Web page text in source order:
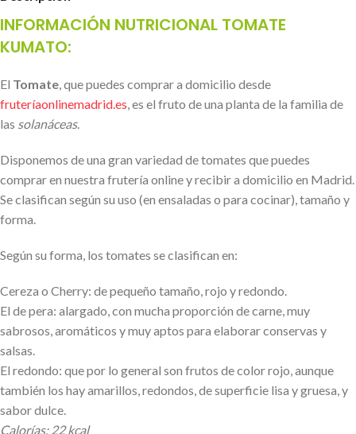
INFORMACIÓN NUTRICIONAL TOMATE
KUMATO:
El Tomate que puedes comprar a domicilio desde
fruteríaonlinemadrid.es es el fruto de una planta de la familia de
las solanáceas.
Disponemos de una gran variedad de tomates que puedes
comprar en nuestra frutería online y recibir a domicilio en Madrid.
Se clasifican según su uso (en ensaladas o para cocinar), tamaño y
forma.
Según su forma, los tomates se clasifican en:
Cereza o Cherry: de pequeño tamaño, rojo y redondo.
El de pera: alargado, con mucha proporción de carne, muy
sabrosos, aromáticos y muy aptos para elaborar conservas y
salsas.
El redondo: que por lo general son frutos de color rojo, aunque
también los hay amarillos, redondos, de superficie lisa y gruesa, y
sabor dulce.
Calorías: 22 kcal